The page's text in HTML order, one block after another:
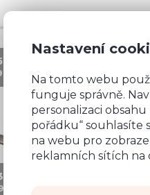
- kov
Kč/ks +99 Kč/ks
- kov
Kč/Ks
Nastavení
Na tomto webu
funguje správně.
personalizaci
pořádku“ souhlasíte
na webu pro
reklamních sítích na